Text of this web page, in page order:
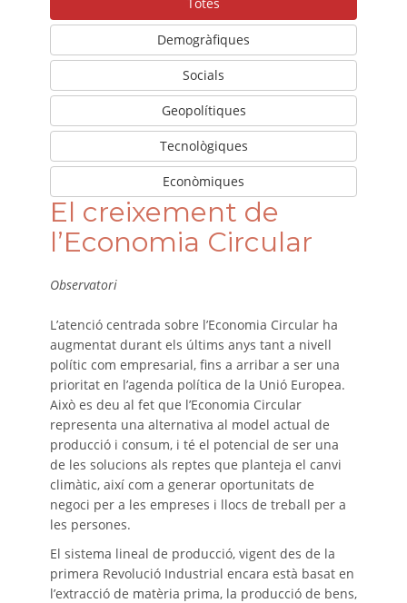
Demogràfiques
Socials
Geopolítiques
Tecnològiques
Econòmiques
El creixement de
l’Economia Circular
Observatori
L’atenció centrada sobre l’Economia Circular ha
augmentat durant els últims anys tant a nivell
polític com empresarial, fins a arribar a ser una
prioritat en l’agenda política de la Unió Europea.
Això es deu al fet que l’Economia Circular
representa una alternativa al model actual de
producció i consum, i té el potencial de ser una
de les solucions als reptes que planteja el canvi
climàtic, així com a generar oportunitats de
negoci per a les empreses i llocs de treball per a
les persones.
El sistema lineal de producció, vigent des de la
primera Revolució Industrial encara està basat en
l’extracció de matèria prima, la producció de bens,